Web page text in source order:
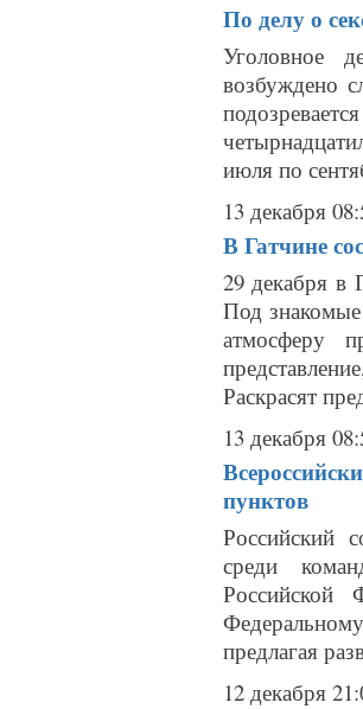
По делу о
Уголовное
возбуждено
июля по
13 декабря
В Гатчине
29 декабря в
Под знакомые
атмосферу
Раскрасят
13 декабря
пунктов
Российский
среди
Российской
предлагая
12 декабря